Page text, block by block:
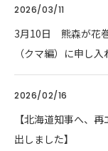
2026/03/11
3月10日 熊森が花
（クマ編）に申し入
2026/02/16
【北海道知事へ、
出しました】